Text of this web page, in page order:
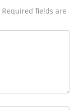
Required fields are